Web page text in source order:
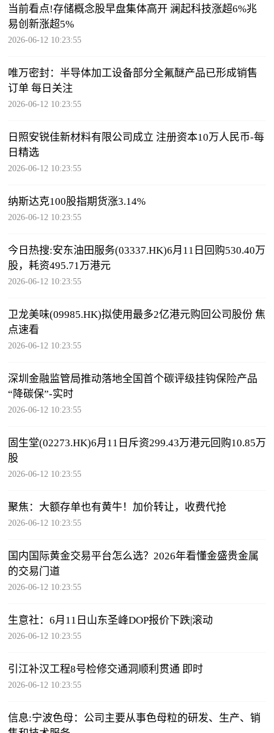
当前看点!存储概念股早盘集体高开 澜起科技涨超6%兆
易创新涨超5%
2026-06-12 10:23:55
唯万密封：半导体加工设备部分全氟醚产品已形成销售
订单 每日关注
2026-06-12 10:23:55
日照安锐佳新材料有限公司成立 注册资本10万人民币-每
日精选
2026-06-12 10:23:55
纳斯达克100股指期货涨3.14%
2026-06-12 10:23:55
今日热搜:安东油田服务(03337.HK)6月11日回购530.40万
股，耗资495.71万港元
2026-06-12 10:23:55
卫龙美味(09985.HK)拟使用最多2亿港元购回公司股份 焦
点速看
2026-06-12 10:23:55
深圳金融监管局推动落地全国首个碳评级挂钩保险产品
“降碳保”-实时
2026-06-12 10:23:55
固生堂(02273.HK)6月11日斥资299.43万港元回购10.85万
股
2026-06-12 10:23:55
聚焦：大额存单也有黄牛！加价转让，收费代抢
2026-06-12 10:23:55
国内国际黄金交易平台怎么选？2026年看懂金盛贵金属
的交易门道
2026-06-12 10:23:55
生意社：6月11日山东圣峰DOP报价下跌|滚动
2026-06-12 10:23:55
引江补汉工程8号检修交通洞顺利贯通 即时
2026-06-12 10:23:55
信息:宁波色母：公司主要从事色母粒的研发、生产、销